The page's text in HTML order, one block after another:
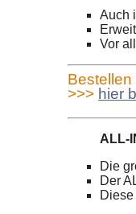
Auch
Vor
Bestellen
>>> hier
ALL-
Die
Der